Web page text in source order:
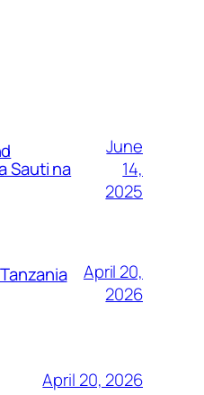
Sauti na
June
14,
2025
April 20,
2026
April 20, 2026